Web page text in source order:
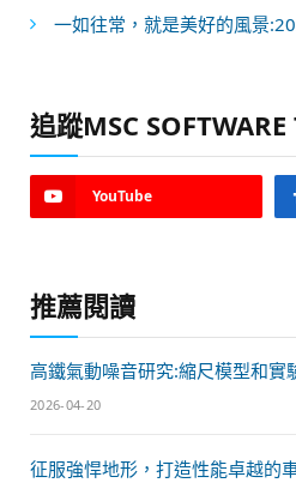
一如往常，就是美好的風景
追蹤MSC
YouTube
推薦閱讀
高鐵氣動噪音研究:縮尺模型和實
2026-04-20
征服強悍地形，打造性能卓越的